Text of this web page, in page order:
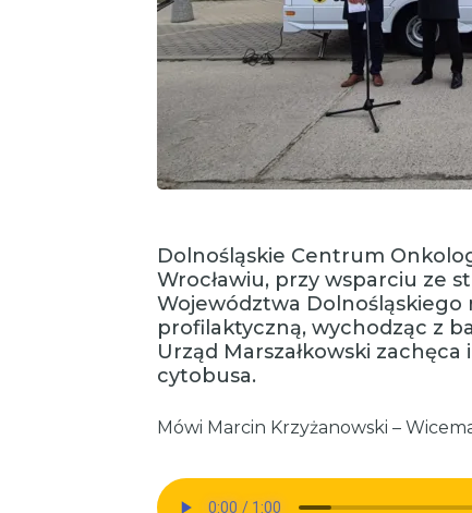
Dolnośląskie Centrum
Wrocławiu, przy wsparciu ze
Województwa Dolnośląskiego
profilaktyczną, wychodząc z
Urząd Marszałkowski
cytobusa.
Mówi Marcin Krzyżanowski –